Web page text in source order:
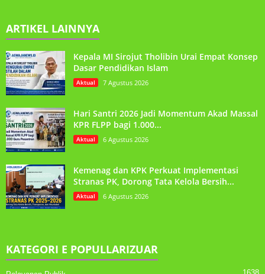
ARTIKEL LAINNYA
Kepala MI Sirojut Tholibin Urai Empat Konsep
Dasar Pendidikan Islam
Aktual 7 Agustus 2026
Hari Santri 2026 Jadi Momentum Akad Massal
KPR FLPP bagi 1.000...
Aktual 6 Agustus 2026
Kemenag dan KPK Perkuat Implementasi
Stranas PK, Dorong Tata Kelola Bersih...
Aktual 6 Agustus 2026
KATEGORI E POPULLARIZUAR